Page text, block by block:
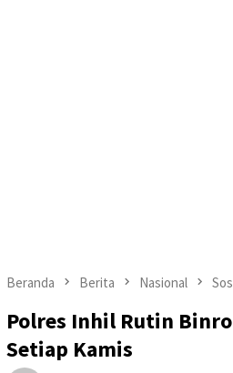
Beranda Berita Nasional
Polres Inhil Rutin
Setiap Kamis